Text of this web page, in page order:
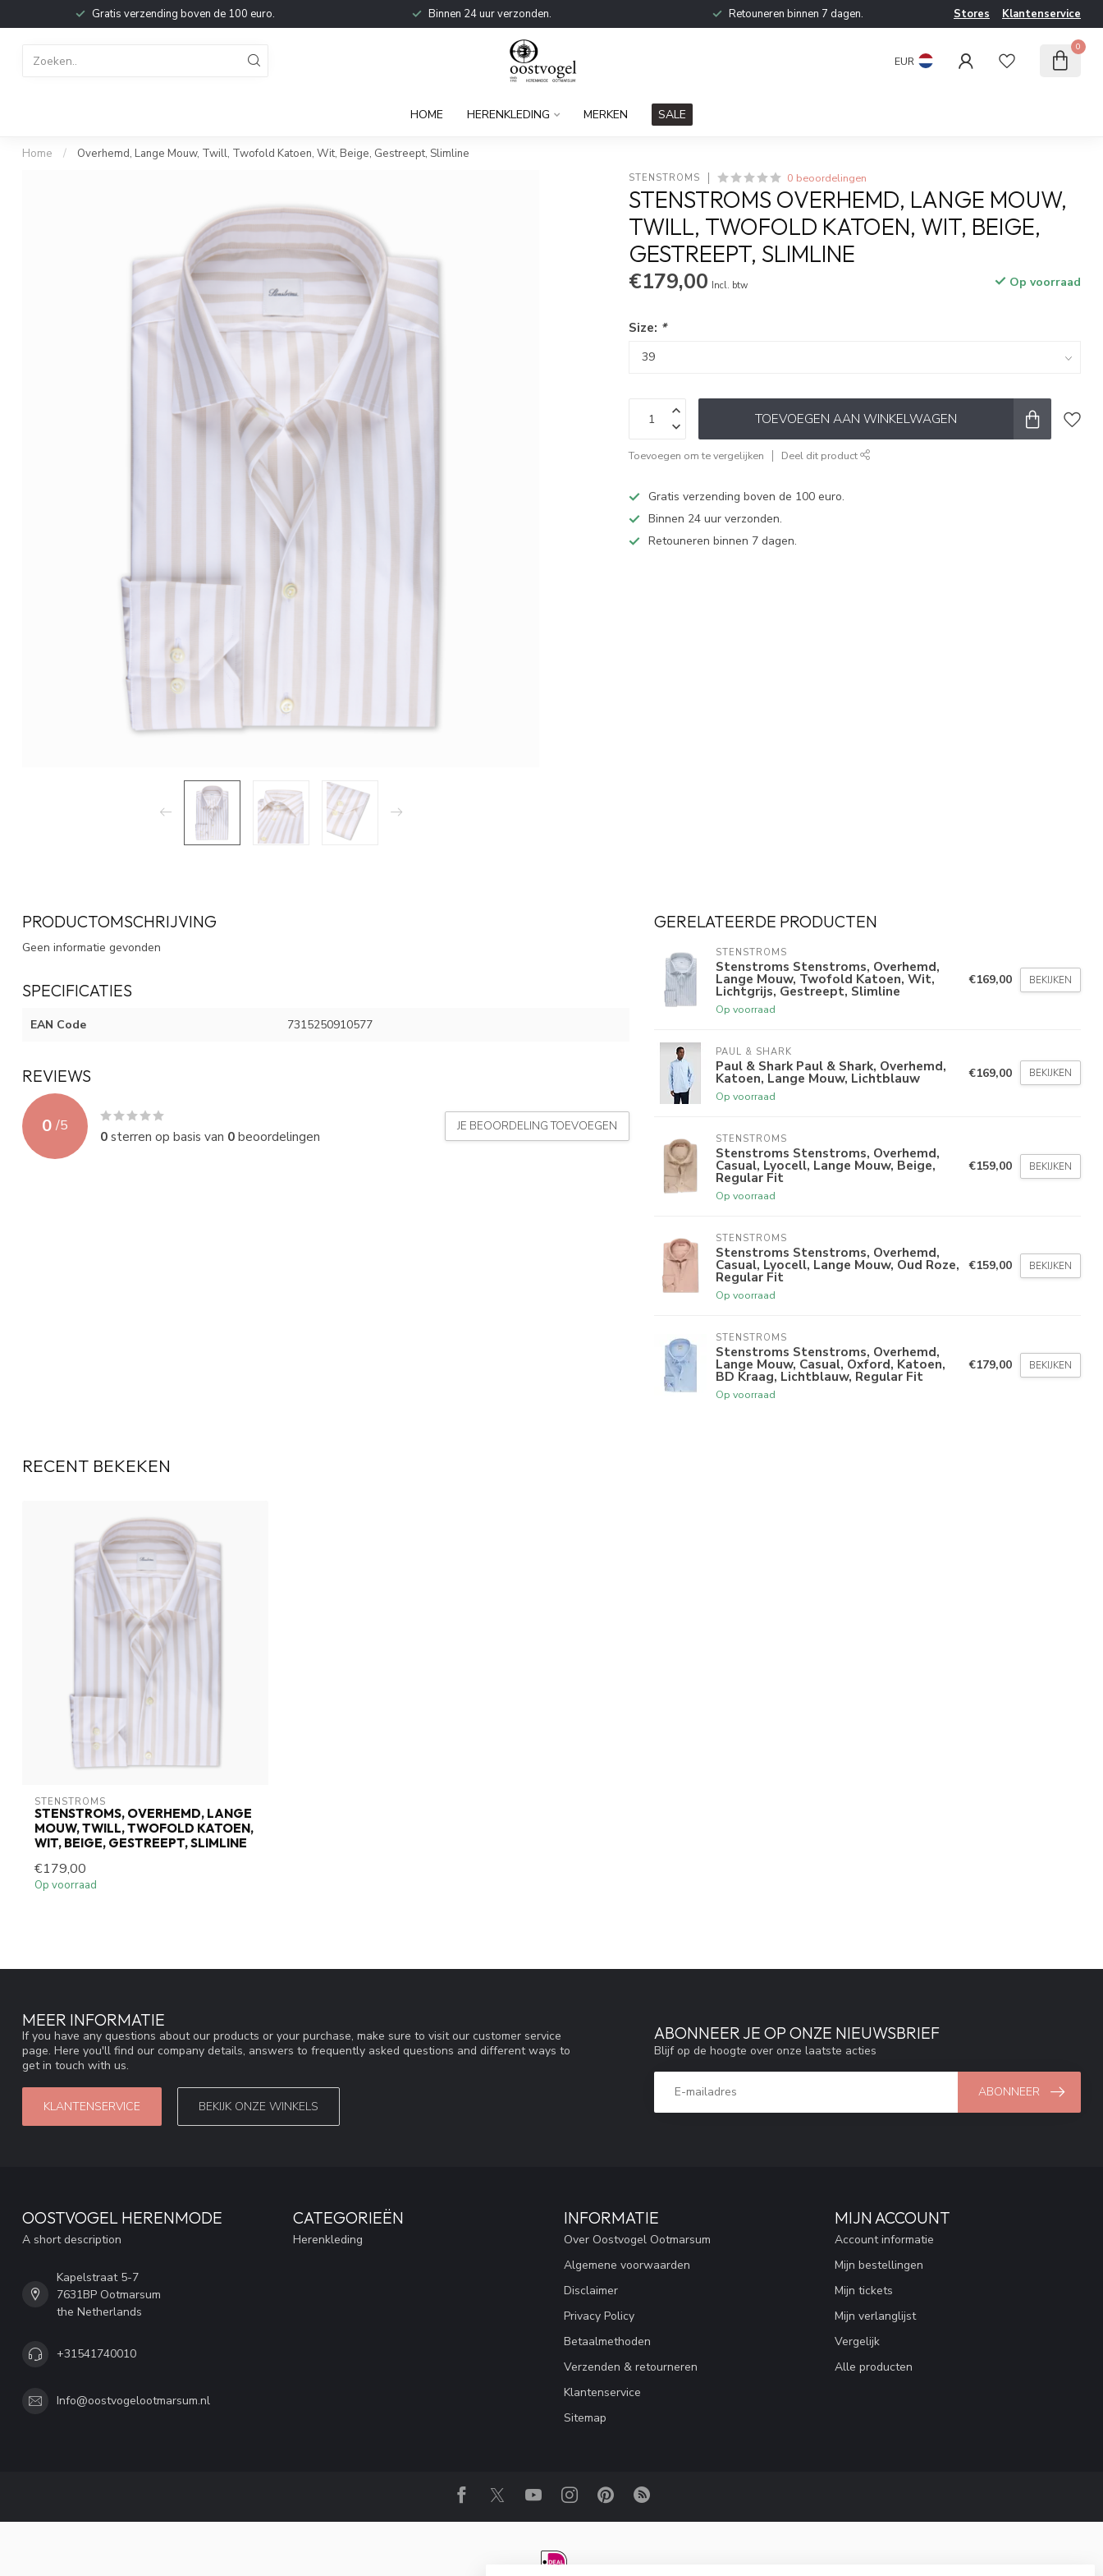
Gratis verzending boven de 100 euro. Binnen 24 uur verzonden. Retouneren binnen 7 dagen. Stores Klantenservice
EUR
0
HOME HERENKLEDING MERKEN SALE
Home / Overhemd, Lange Mouw, Twill, Twofold Katoen, Wit, Beige, Gestreept, Slimline
STENSTROMS 0 beoordelingen
STENSTROMS OVERHEMD, LANGE MOUW,
TWILL, TWOFOLD KATOEN, WIT, BEIGE,
GESTREEPT, SLIMLINE
€179,00 Incl. btw Op voorraad
Size: *
TOEVOEGEN AAN WINKELWAGEN
Toevoegen om te vergelijken Deel dit product
Gratis verzending boven de 100 euro.
Binnen 24 uur verzonden.
Retouneren binnen 7 dagen.
PRODUCTOMSCHRIJVING
Geen informatie gevonden
SPECIFICATIES
EAN Code 7315250910577
REVIEWS
0 /5
0sterren op basis van 0beoordelingen
JE BEOORDELING TOEVOEGEN
GERELATEERDE PRODUCTEN
STENSTROMS
Stenstroms Stenstroms, Overhemd,
Lange Mouw, Twofold Katoen, Wit,
Lichtgrijs, Gestreept, Slimline
Op voorraad
€169,00 BEKIJKEN
PAUL & SHARK
Paul & Shark Paul & Shark, Overhemd,
Katoen, Lange Mouw, Lichtblauw
Op voorraad
€169,00 BEKIJKEN
STENSTROMS
Stenstroms Stenstroms, Overhemd,
Casual, Lyocell, Lange Mouw, Beige,
Regular Fit
Op voorraad
€159,00 BEKIJKEN
STENSTROMS
Stenstroms Stenstroms, Overhemd,
Casual, Lyocell, Lange Mouw, Oud Roze,
Regular Fit
Op voorraad
€159,00 BEKIJKEN
STENSTROMS
Stenstroms Stenstroms, Overhemd,
Lange Mouw, Casual, Oxford, Katoen,
BD Kraag, Lichtblauw, Regular Fit
Op voorraad
€179,00 BEKIJKEN
RECENT BEKEKEN
STENSTROMS
STENSTROMS, OVERHEMD, LANGE
MOUW, TWILL, TWOFOLD KATOEN,
WIT, BEIGE, GESTREEPT, SLIMLINE
€179,00
Op voorraad
MEER INFORMATIE
If you have any questions about our products or your purchase, make sure to visit our customer service
page. Here you'll find our company details, answers to frequently asked questions and different ways to
get in touch with us.
KLANTENSERVICE BEKIJK ONZE WINKELS
ABONNEER JE OP ONZE NIEUWSBRIEF
Blijf op de hoogte over onze laatste acties
ABONNEER
OOSTVOGEL HERENMODE
A short description
Kapelstraat 5-7
7631BP Ootmarsum
the Netherlands
+31541740010
Info@oostvogelootmarsum.nl
CATEGORIEËN
Herenkleding
INFORMATIE
Over Oostvogel Ootmarsum
Algemene voorwaarden
Disclaimer
Privacy Policy
Betaalmethoden
Verzenden & retourneren
Klantenservice
Sitemap
MIJN ACCOUNT
Account informatie
Mijn bestellingen
Mijn tickets
Mijn verlanglijst
Vergelijk
Alle producten